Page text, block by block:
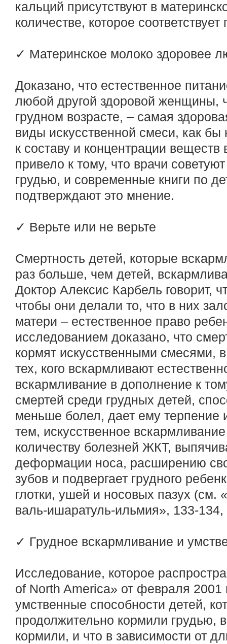
кальций присутствуют в
количестве, которое
✓ Материнское молоко здоровее
Доказано, что естественное
любой другой здоровой женщины,
грудном возрасте, – самая
виды искусственной смеси, как
к составу и концентрации
привело к тому, что врачи
грудью, и современные книги по
подтверждают это мнение.
✓ Верьте или не верьте
Смертность детей, которые
раз больше, чем детей,
Доктор Алексис Карбель говорит,
чтобы они делали то, что в них
матери – естественное право
исследованием доказано, что
кормят искусственными смесями,
тех, кого вскармливают
вскармливание в дополнение к
смертей среди грудных детей,
меньше болел, дает ему
тем, искусственное
количеству болезней ЖКТ,
деформации носа, расширению
зубов и подвергает грудного
глотки, ушей и носовых пазух (см.
валь-ишаратуль-ильмия», 133-
✓ Грудное вскармливание и
Исследование, которое
of North America» от февраля 2001
умственные способности детей,
продолжительно кормили грудью,
кормили, и что в зависимости от